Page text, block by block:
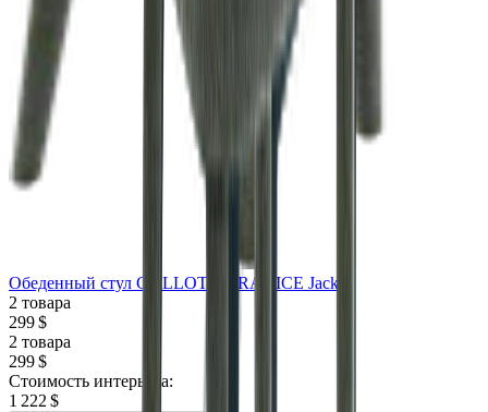
Обеденный стул GALLOTTI&RADICE Jackie
2 товара
299 $
2 товара
299 $
Стоимость интерьера:
1 222 $